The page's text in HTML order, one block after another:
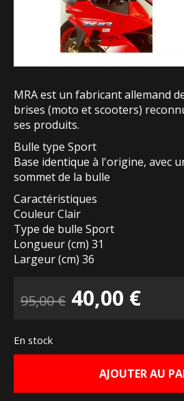
MRA est un fabricant allemand
brises (moto et scooters)
ses produits.
Bulle type Sport
Base identique à l'origine, avec
sommet de la bulle
Caractéristiques
Couleur Clair
Type de bulle Sport
Longueur (cm) 31
Largeur (cm) 36
95,00€ Le
initial
était :
40,00 €Le
est :
En stock
AJOUTER AU